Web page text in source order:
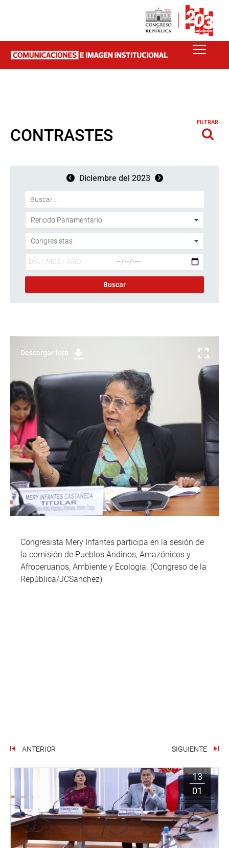
CONTRASTES
FILTRAR
Diciembre del 2023
Descargar foto
Congresista Mery Infantes participa en la sesión de
la comisión de Pueblos Andinos, Amazónicos y
Afroperuanos, Ambiente y Ecología. (Congreso de la
República/JCSanchez)
ANTERIOR SIGUIENTE
13
01